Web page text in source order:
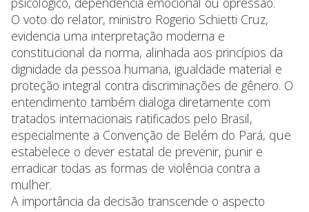
O voto do relator, ministro Rogerio Schietti Cruz,
evidencia uma interpretação moderna e
constitucional da norma, alinhada aos princípios da
dignidade da pessoa humana, igualdade material e
proteção integral contra discriminações de gênero. O
entendimento também dialoga diretamente com
tratados internacionais ratificados pelo Brasil,
especialmente a Convenção de Belém do Pará, que
estabelece o dever estatal de prevenir, punir e
erradicar todas as formas de violência contra a
mulher.
A importância da decisão transcende o aspecto